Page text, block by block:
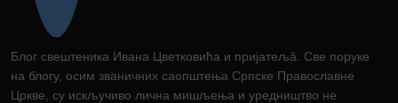
Блог свештеника Ивана Цветковића и пријатељâ. Све поруке
на блогу, осим званичних саопштења Српске Православне
Цркве, су искључиво лична мишљења и уредништво не